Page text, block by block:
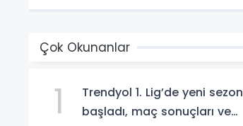
Çok Okunanlar
1
Trendyol 1. Lig’de yeni sezon
başladı, maç sonuçları ve